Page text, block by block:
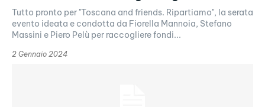
Tutto pronto per "Toscana and friends. Ripartiamo", la serata
evento ideata e condotta da Fiorella Mannoia, Stefano
Massini e Piero Pelù per raccogliere fondi...
2 Gennaio 2024